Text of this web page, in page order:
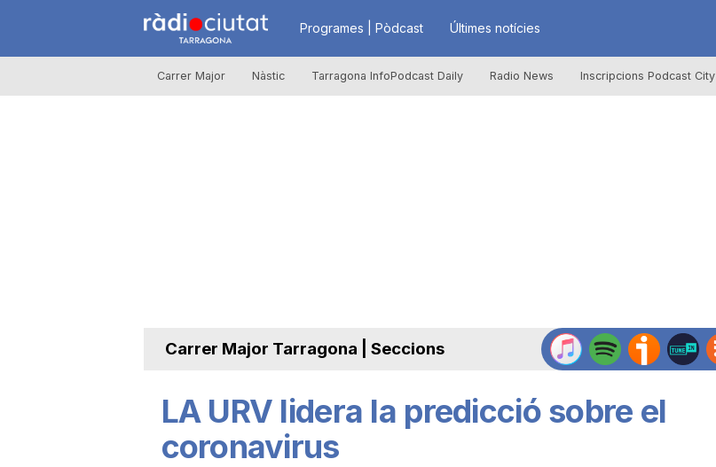
R
à
Programes | Pòdcast Últimes notícies
Carrer Major Nàstic Tarragona InfoPodcast Daily Radio News Inscripcions Podcast City
Carrer Major Tarragona | Seccions
LA URV lidera la predicció sobre el
coronavirus